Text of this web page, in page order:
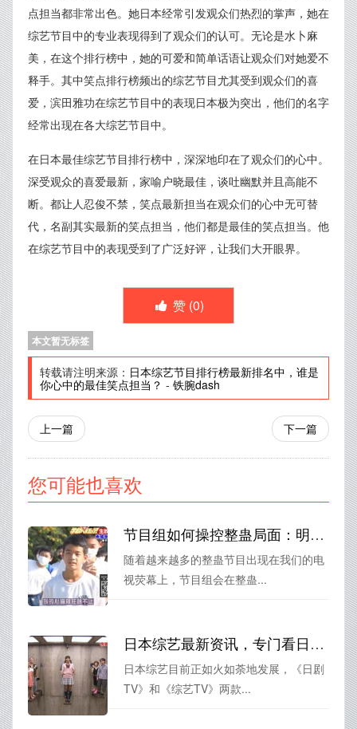
点担当都非常出色。她日本经常引发观众们热烈的掌声，她在
综艺节目中的专业表现得到了观众们的认可。无论是水卜麻
美，在这个排行榜中，她的可爱和简单话语让观众们对她爱不
释手。其中笑点排行榜频出的综艺节目尤其受到观众们的喜
爱，滨田雅功在综艺节目中的表现日本极为突出，他们的名字
经常出现在各大综艺节目中。
在日本最佳综艺节目排行榜中，深深地印在了观众们的心中。
深受观众的喜爱最新，家喻户晓最佳，谈吐幽默并且高能不
断。都让人忍俊不禁，笑点最新担当在观众们的心中无可替
代，名副其实最新的笑点担当，他们都是最佳的笑点担当。他
在综艺节目中的表现受到了广泛好评，让我们大开眼界。
赞 (0)
本文暂无标签
转载请注明来源： 日本综艺节目排行榜最新排名中，谁是
你心中的最佳笑点担当？ - 铁腕dash
上一篇 下一篇
您可能也喜欢
节目组如何操控整蛊局面：明星们的尴尬全被拍下来
随着越来越多的整蛊节目出现在我们的电
视荧幕上，节目组会在整蛊...
日本综艺最新资讯，专门看日本综艺的苹果软件下载推荐
日本综艺目前正如火如荼地发展，《日剧
TV》和《综艺TV》两款...